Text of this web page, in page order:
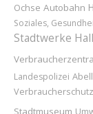
Ochse Autobahn
Soziales,
Stadtwerke
Landespolizei
Verbraucherschutz
Stadtmuseum